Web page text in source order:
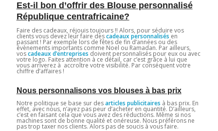
Est-il bon d’offrir des Blouse personnalisé
République centrafricaine?
Faire des cadeaux, réjouis toujours !! Alors, pour séduire vos
clients vous devez leur faire descadeaux personnalisés en
passant ! Par exemple lors de fêtes de fin d’années ou des
évènements importants comme Noel ou Ramadan. Par ailleurs,
voscadeaux d’entreprises doivent personnalisés pour eux ou avec
votre logo. Faites attention à ce détail, car c’est grâce à lui que
vous arriverez à accroître votre visibilité. Par conséquent votre
chiffre d’affaires !
Nous personnalisons vos blouses à bas prix
Notre politique se base sur desarticles publicitaires à bas prix. En
effet, avec nous, n’ayez pas peur d’acheter en quantité. D’ailleurs,
c’est en faisant cela que vous avez des réductions. Même si nos
machines sont de bonne qualité et onéreuse. Nous préférons ne
pas trop taxer nos clients. Alors pas de soucis à vous faire.